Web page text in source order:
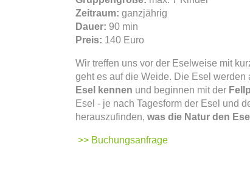
Zeitraum: ganzjährig
Dauer: 90 min
Preis: 140 Euro
Wir treffen uns vor der Eselweise mit
geht es auf die Weide. Die Esel
Esel kennen und beginnen mit der
Esel - je nach Tagesform der Esel und
herauszufinden, was die Natur den
>> Buchungsanfrage